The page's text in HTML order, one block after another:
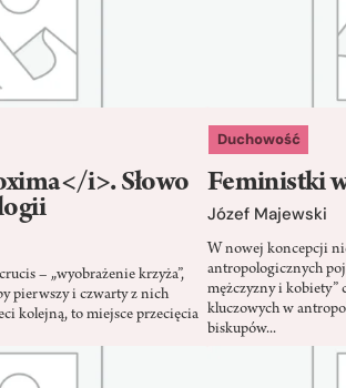
i>. Słowo
– „wyobrażenie krzyża”,
pierwszy i czwarty z nich
kolejną, to miejsce przecięcia
Duchowość
Feministki
Józef Majewski
W nowej koncepcji
antropologicznych
mężczyzny i kobiety”
kluczowych w
biskupów...